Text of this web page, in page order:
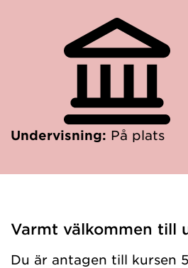
Undervisning: På plats
Varmt välkommen till
Du är antagen till kursen